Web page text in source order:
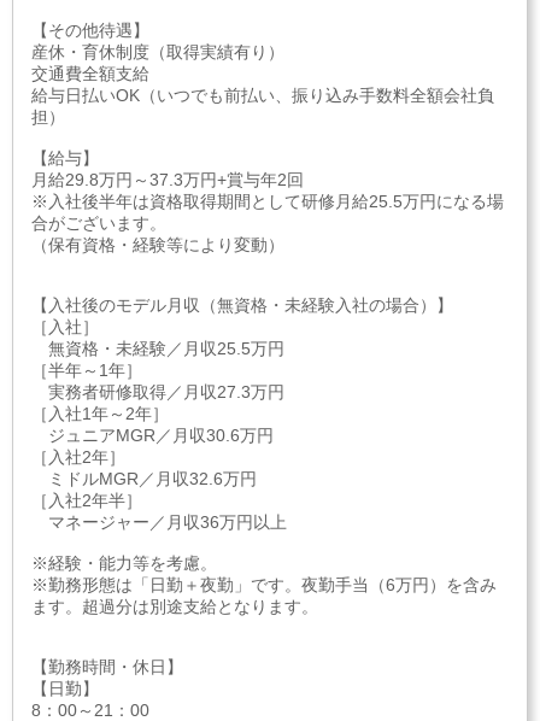
【その他待遇】
産休・育休制度（取得実績有り）
交通費全額支給
給与日払いOK（いつでも前払い、振り込み手数料全額会社負
担）
【給与】
月給29.8万円～37.3万円+賞与年2回
※入社後半年は資格取得期間として研修月給25.5万円になる場
合がございます。
（保有資格・経験等により変動）
【入社後のモデル月収（無資格・未経験入社の場合）】
［入社］
無資格・未経験／月収25.5万円
［半年～1年］
実務者研修取得／月収27.3万円
［入社1年～2年］
ジュニアMGR／月収30.6万円
［入社2年］
ミドルMGR／月収32.6万円
［入社2年半］
マネージャー／月収36万円以上
※経験・能力等を考慮。
※勤務形態は「日勤＋夜勤」です。夜勤手当（6万円）を含み
ます。超過分は別途支給となります。
【勤務時間・休日】
【日勤】
8：00～21：00